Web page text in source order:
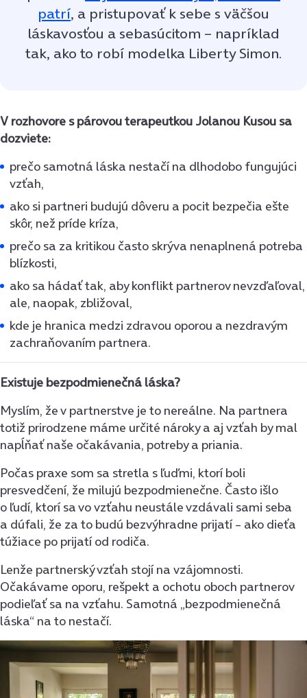
patrí, a pristupovať k sebe s väčšou
láskavosťou a sebasúcitom – napríklad
tak, ako to robí modelka Liberty Simon.
V rozhovore s párovou terapeutkou Jolanou Kusou sa
dozviete:
prečo samotná láska nestačí na dlhodobo fungujúci
vzťah,
ako si partneri budujú dôveru a pocit bezpečia ešte
skôr, než príde kríza,
prečo sa za kritikou často skrýva nenaplnená potreba
blízkosti,
ako sa hádať tak, aby konflikt partnerov nevzďaľoval,
ale, naopak, zbližoval,
kde je hranica medzi zdravou oporou a nezdravým
zachraňovaním partnera.
Existuje bezpodmienečná láska?
Myslím, že v partnerstve je to nereálne. Na partnera
totiž prirodzene máme určité nároky a aj vzťah by mal
napĺňať naše očakávania, potreby a priania.
Počas praxe som sa stretla s ľuďmi, ktorí boli
presvedčení, že milujú bezpodmienečne. Často išlo
o ľudí, ktorí sa vo vzťahu neustále vzdávali sami seba
a dúfali, že za to budú bezvýhradne prijatí – ako dieťa
túžiace po prijatí od rodiča.
Lenže partnerský vzťah stojí na vzájomnosti.
Očakávame oporu, rešpekt a ochotu oboch partnerov
podieľať sa na vzťahu. Samotná „bezpodmienečná
láska“ na to nestačí.